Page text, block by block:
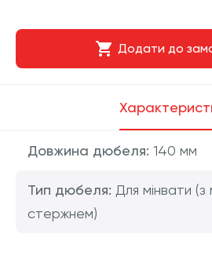
Додати до
Довжина дюбеля: 140 мм
Тип дюбеля: Для мінвати
стержнем)